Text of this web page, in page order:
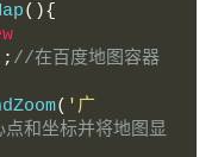
(){
//在百度地图容器
( '广
和坐标并将地图显